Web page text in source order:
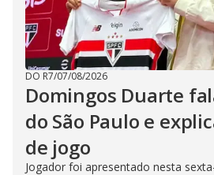
DO R7/07/08/2026
Domingos Duarte
do São Paulo e
de jogo
Jogador foi apresentado nesta